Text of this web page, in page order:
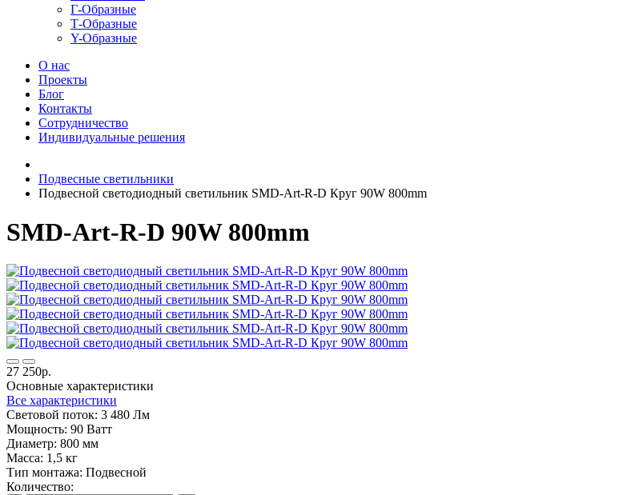
Г-Образные
Т-Образные
Y-Образные
О нас
Проекты
Блог
Контакты
Сотрудничество
Индивидуальные решения
Подвесные светильники
Подвесной светодиодный светильник SMD-Art-R-D Круг 90W 800mm
SMD-Art-R-D 90W 800mm
27 250р.
Основные характеристики
Все характеристики
Световой поток: 3 480 Лм
Мощность: 90 Ватт
Диаметр: 800 мм
Масса: 1,5 кг
Тип монтажа: Подвесной
Количество: